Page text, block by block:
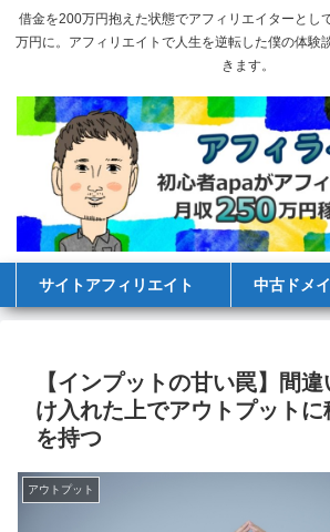
借金を200万円抱えた状態でアフィリエイターとし
万円に。アフィリエイトで人生を逆転した僕の体験
きます。
サイトアフィリエイト 中古ドメ
【インプットの甘い罠】間
け入れた上でアウトプット
を持つ
アウトプット